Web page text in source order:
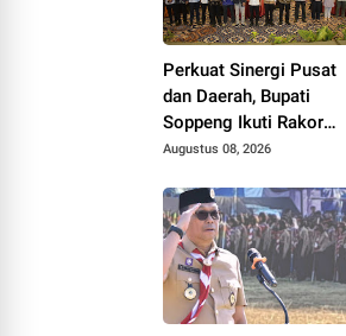
Perkuat Sinergi Pusat
dan Daerah, Bupati
Soppeng Ikuti Rakor
Pengelolaan BUMD dan
Makassar
Augustus 08, 2026